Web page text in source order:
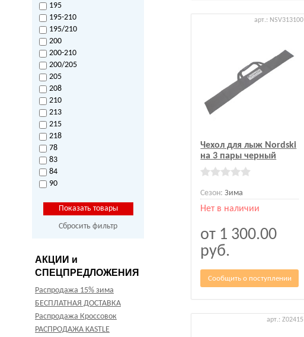
195
195-210
195/210
200
200-210
200/205
205
208
210
213
215
218
78
83
84
90
Сбросить фильтр
АКЦИИ и
СПЕЦПРЕДЛОЖЕНИЯ
Распродажа 15% зима
БЕСПЛАТНАЯ ДОСТАВКА
Распродажа Кроссовок
РАСПРОДАЖА KASTLE
арт.: NSV313100
Чехол для лыж Nordski
на 3 пары черный
Сезон: Зима
Нет в наличии
от 1 300.00
руб.
Сообщить о поступлении
арт.: Z02415